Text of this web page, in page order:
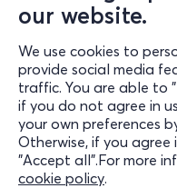
our website.
We use cookies to
provide social media
traffic. You are able to
if you do not agree in
your own preferences
Otherwise, if you agree
"Accept all".For more
cookie policy.
Support
Stay Connected
Mobile App